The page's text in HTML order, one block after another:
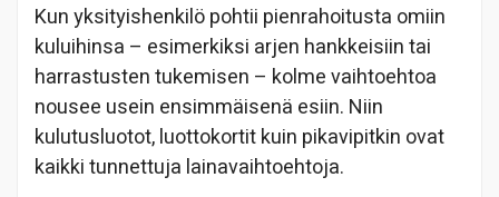
Kun yksityishenkilö pohtii pienrahoitusta omiin
kuluihinsa – esimerkiksi arjen hankkeisiin tai
harrastusten tukemisen – kolme vaihtoehtoa
nousee usein ensimmäisenä esiin. Niin
kulutusluotot, luottokortit kuin pikavipitkin ovat
kaikki tunnettuja lainavaihtoehtoja.